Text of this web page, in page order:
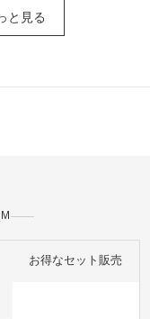
と見る
お得なセット販売